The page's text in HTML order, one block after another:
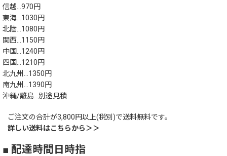
信越…970円
東海…1030円
北陸…1080円
関西…1150円
中国…1240円
四国…1210円
北九州…1350円
南九州…1390円
沖縄/離島…別途見積
ご注文の合計が3,800円以上(税別)で送料無料です。
詳しい送料はこちらから＞＞
■ 配達時間日時指